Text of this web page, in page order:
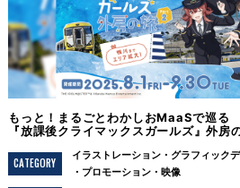
もっと！まるごとわかしおMaaSで巡る
『放課後クライマックスガールズ』外房
CATEGORY
イラストレーション グラフィック
プロモーション
映像